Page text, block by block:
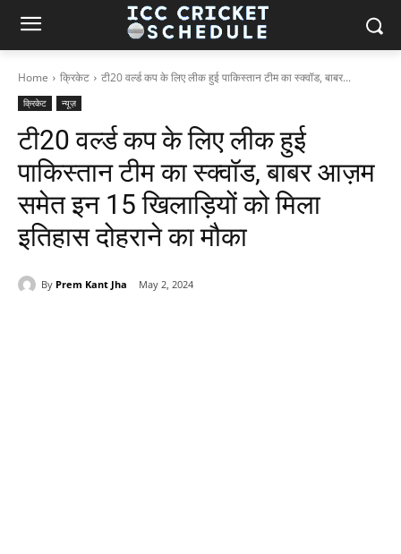
Home क्रिकेट टी20 वर्ल्ड कप के लिए लीक हुई पाकिस्तान टीम का स्क्वॉड, बाबर...
क्रिकेट न्यूज़
टी20 वर्ल्ड कप के लिए लीक हुई
पाकिस्तान टीम का स्क्वॉड, बाबर आज़म
समेत इन 15 खिलाड़ियों को मिला
इतिहास दोहराने का मौका
By Prem Kant Jha May 2, 2024